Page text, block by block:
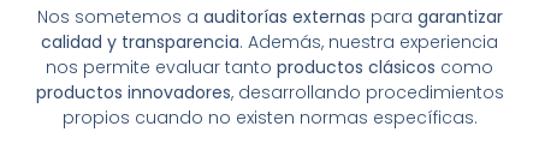
Nos sometemos a auditorías externas para garantizar
calidad y transparencia. Además, nuestra experiencia
nos permite evaluar tanto productos clásicos como
productos innovadores, desarrollando procedimientos
propios cuando no existen normas específicas.